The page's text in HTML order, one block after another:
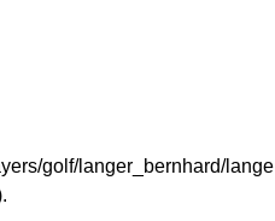
golf/langer_bernhard/